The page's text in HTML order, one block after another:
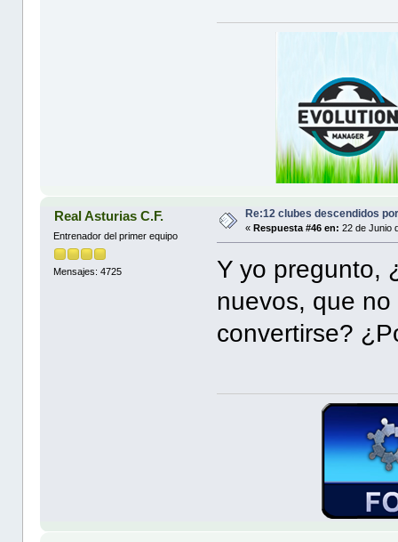
Real Asturias C.F.
Entrenador del primer equipo
Mensajes: 4725
Re:12 clubes descendidos
«Respuesta #46 en: 22 de Junio
Y yo pregunto,
nuevos, que
convertirse?